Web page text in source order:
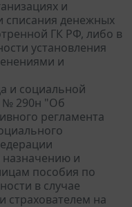
и
списания денежных
ГК РФ, либо в
установления
и
и социальной
№ 290н "Об
регламента
назначению и
пособия по
в случае
страхователем на